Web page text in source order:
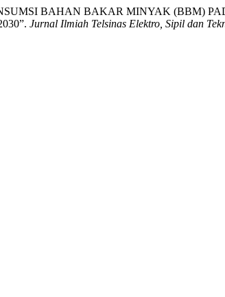
BAHAN BAKAR MINYAK
Jurnal Ilmiah Telsinas Elektro, Sipil dan